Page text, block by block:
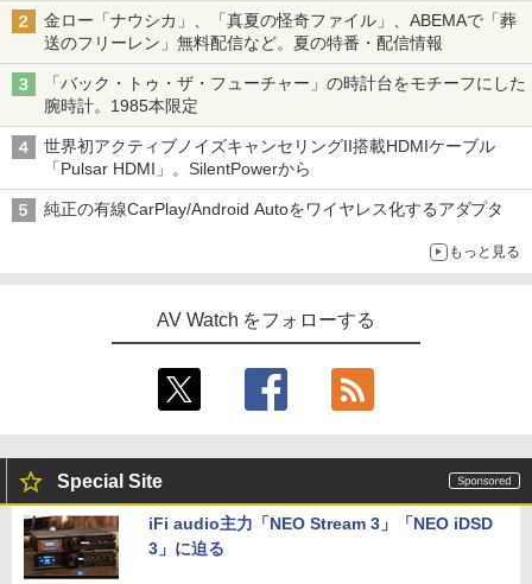
金ロー「ナウシカ」、「真夏の怪奇ファイル」、ABEMAで「葬
送のフリーレン」無料配信など。夏の特番・配信情報
「バック・トゥ・ザ・フューチャー」の時計台をモチーフにした
腕時計。1985本限定
世界初アクティブノイズキャンセリングII搭載HDMIケーブル
「Pulsar HDMI」。SilentPowerから
純正の有線CarPlay/Android Autoをワイヤレス化するアダプタ
もっと見る
AV Watch をフォローする
Special Site
iFi audio主力「NEO Stream 3」「NEO iDSD
3」に迫る